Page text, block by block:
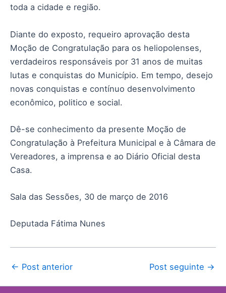
toda a cidade e região.
Diante do exposto, requeiro aprovação desta
Moção de Congratulação para os heliopolenses,
verdadeiros responsáveis por 31 anos de muitas
lutas e conquistas do Município. Em tempo, desejo
novas conquistas e contínuo desenvolvimento
econômico, politico e social.
Dê-se conhecimento da presente Moção de
Congratulação à Prefeitura Municipal e à Câmara de
Vereadores, a imprensa e ao Diário Oficial desta
Casa.
Sala das Sessões, 30 de março de 2016
Deputada Fátima Nunes
← Post anterior Post seguinte →